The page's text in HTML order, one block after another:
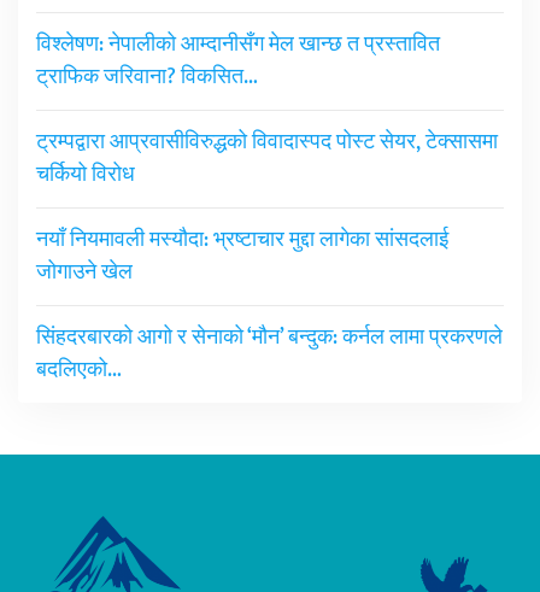
विश्लेषण: नेपालीको आम्दानीसँग मेल खान्छ त प्रस्तावित
ट्राफिक जरिवाना? विकसित…
ट्रम्पद्वारा आप्रवासीविरुद्धको विवादास्पद पोस्ट सेयर, टेक्सासमा
चर्कियो विरोध
नयाँ नियमावली मस्यौदा: भ्रष्टाचार मुद्दा लागेका सांसदलाई
जोगाउने खेल
सिंहदरबारको आगो र सेनाको ‘मौन’ बन्दुक: कर्नल लामा प्रकरणले
बदलिएको…